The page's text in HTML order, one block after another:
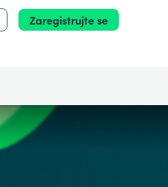
Zaregistrujte se